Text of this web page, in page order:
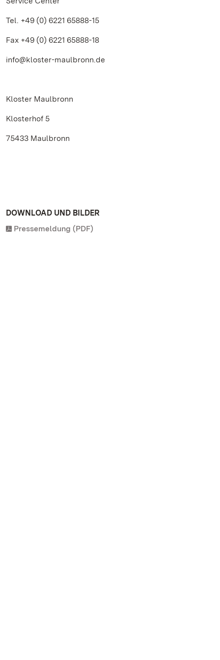
Tel. +49 (0) 6221 65888-15
Fax +49 (0) 6221 65888-18
info@kloster-maulbronn.de
Kloster Maulbronn
Klosterhof 5
75433 Maulbronn
DOWNLOAD UND BILDER
Pressemeldung (PDF)